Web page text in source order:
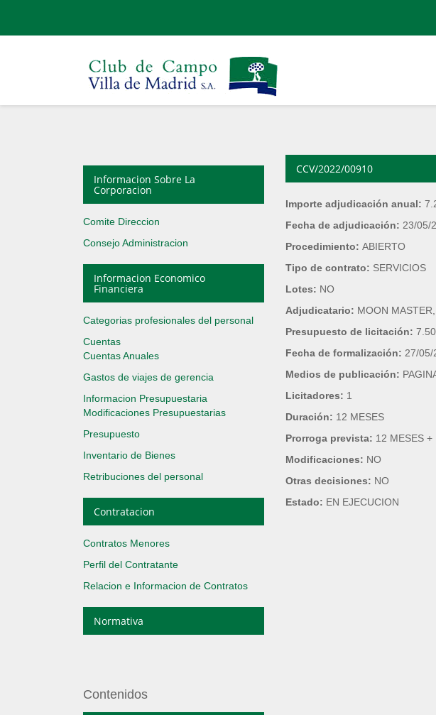
Informacion Sobre La
Corporacion
Comite Direccion
Consejo Administracion
Informacion Economico
Financiera
Categorias profesionales del personal
Cuentas
Cuentas Anuales
Gastos de viajes de gerencia
Informacion Presupuestaria
Modificaciones Presupuestarias
Presupuesto
Inventario de Bienes
Retribuciones del personal
Contratacion
Contratos Menores
Perfil del Contratante
Relacion e Informacion de Contratos
Normativa
Contenidos
CCV/2022/00910
Importe adjudicación anual:
Fecha de adjudicación: 23/05/
Procedimiento: ABIERTO
Tipo de contrato: SERVICIOS
Lotes: NO
Adjudicatario: MOON
Presupuesto de licitación:
Fecha de formalización: 27/05/
Medios de publicación:
Licitadores: 1
Duración: 12 MESES
Prorroga prevista: 12 MESES +
Modificaciones: NO
Otras decisiones: NO
Estado: EN EJECUCION